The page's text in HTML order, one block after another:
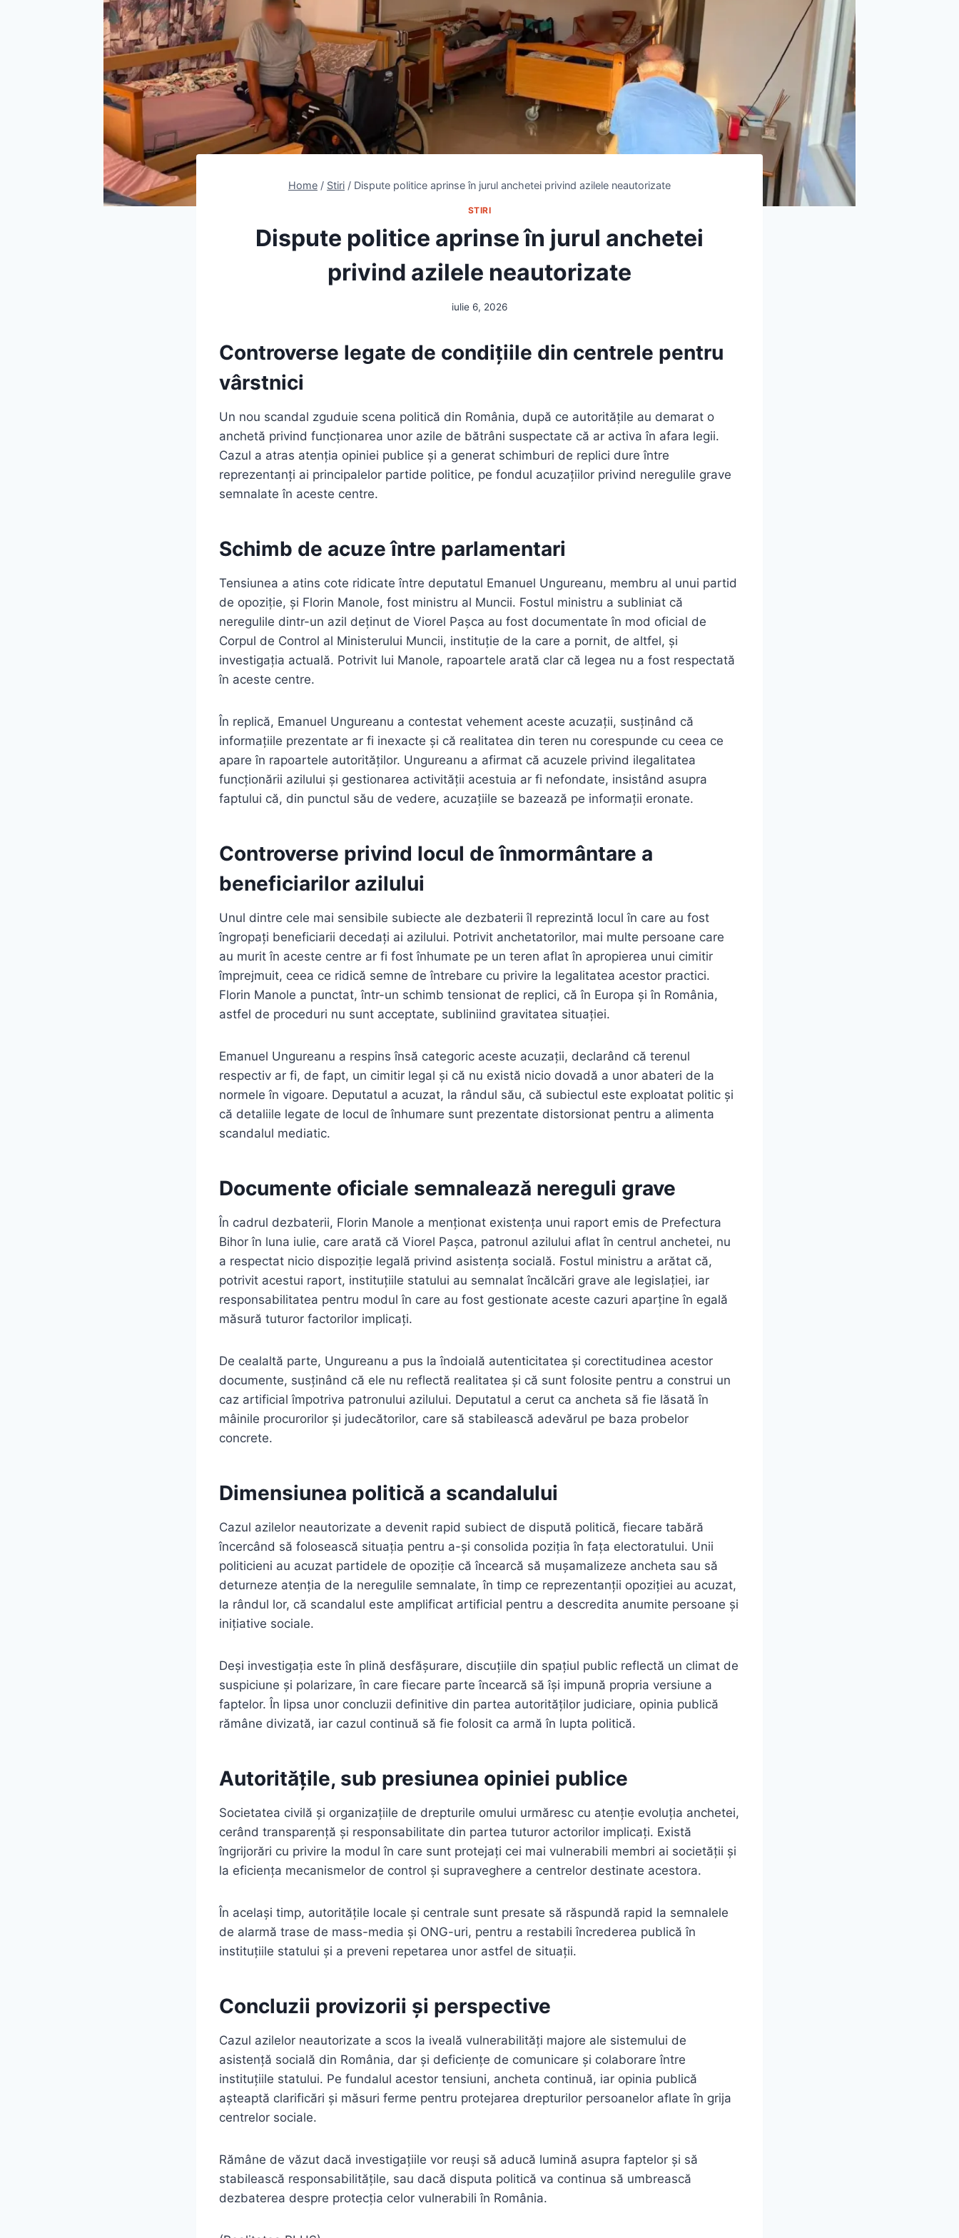
Home / Stiri / Dispute politice aprinse în jurul anchetei privind azilele neautorizate
STIRI
Dispute politice aprinse în jurul anchetei
privind azilele neautorizate
iulie 6, 2026
Controverse legate de condițiile din centrele pentru
vârstnici
Un nou scandal zguduie scena politică din România, după ce autoritățile au demarat o
anchetă privind funcționarea unor azile de bătrâni suspectate că ar activa în afara legii.
Cazul a atras atenția opiniei publice și a generat schimburi de replici dure între
reprezentanți ai principalelor partide politice, pe fondul acuzațiilor privind neregulile grave
semnalate în aceste centre.
Schimb de acuze între parlamentari
Tensiunea a atins cote ridicate între deputatul Emanuel Ungureanu, membru al unui partid
de opoziție, și Florin Manole, fost ministru al Muncii. Fostul ministru a subliniat că
neregulile dintr-un azil deținut de Viorel Pașca au fost documentate în mod oficial de
Corpul de Control al Ministerului Muncii, instituție de la care a pornit, de altfel, și
investigația actuală. Potrivit lui Manole, rapoartele arată clar că legea nu a fost respectată
în aceste centre.
În replică, Emanuel Ungureanu a contestat vehement aceste acuzații, susținând că
informațiile prezentate ar fi inexacte și că realitatea din teren nu corespunde cu ceea ce
apare în rapoartele autorităților. Ungureanu a afirmat că acuzele privind ilegalitatea
funcționării azilului și gestionarea activității acestuia ar fi nefondate, insistând asupra
faptului că, din punctul său de vedere, acuzațiile se bazează pe informații eronate.
Controverse privind locul de înmormântare a
beneficiarilor azilului
Unul dintre cele mai sensibile subiecte ale dezbaterii îl reprezintă locul în care au fost
îngropați beneficiarii decedați ai azilului. Potrivit anchetatorilor, mai multe persoane care
au murit în aceste centre ar fi fost înhumate pe un teren aflat în apropierea unui cimitir
împrejmuit, ceea ce ridică semne de întrebare cu privire la legalitatea acestor practici.
Florin Manole a punctat, într-un schimb tensionat de replici, că în Europa și în România,
astfel de proceduri nu sunt acceptate, subliniind gravitatea situației.
Emanuel Ungureanu a respins însă categoric aceste acuzații, declarând că terenul
respectiv ar fi, de fapt, un cimitir legal și că nu există nicio dovadă a unor abateri de la
normele în vigoare. Deputatul a acuzat, la rândul său, că subiectul este exploatat politic și
că detaliile legate de locul de înhumare sunt prezentate distorsionat pentru a alimenta
scandalul mediatic.
Documente oficiale semnalează nereguli grave
În cadrul dezbaterii, Florin Manole a menționat existența unui raport emis de Prefectura
Bihor în luna iulie, care arată că Viorel Pașca, patronul azilului aflat în centrul anchetei, nu
a respectat nicio dispoziție legală privind asistența socială. Fostul ministru a arătat că,
potrivit acestui raport, instituțiile statului au semnalat încălcări grave ale legislației, iar
responsabilitatea pentru modul în care au fost gestionate aceste cazuri aparține în egală
măsură tuturor factorilor implicați.
De cealaltă parte, Ungureanu a pus la îndoială autenticitatea și corectitudinea acestor
documente, susținând că ele nu reflectă realitatea și că sunt folosite pentru a construi un
caz artificial împotriva patronului azilului. Deputatul a cerut ca ancheta să fie lăsată în
mâinile procurorilor și judecătorilor, care să stabilească adevărul pe baza probelor
concrete.
Dimensiunea politică a scandalului
Cazul azilelor neautorizate a devenit rapid subiect de dispută politică, fiecare tabără
încercând să folosească situația pentru a-și consolida poziția în fața electoratului. Unii
politicieni au acuzat partidele de opoziție că încearcă să mușamalizeze ancheta sau să
deturneze atenția de la neregulile semnalate, în timp ce reprezentanții opoziției au acuzat,
la rândul lor, că scandalul este amplificat artificial pentru a descredita anumite persoane și
inițiative sociale.
Deși investigația este în plină desfășurare, discuțiile din spațiul public reflectă un climat de
suspiciune și polarizare, în care fiecare parte încearcă să își impună propria versiune a
faptelor. În lipsa unor concluzii definitive din partea autorităților judiciare, opinia publică
rămâne divizată, iar cazul continuă să fie folosit ca armă în lupta politică.
Autoritățile, sub presiunea opiniei publice
Societatea civilă și organizațiile de drepturile omului urmăresc cu atenție evoluția anchetei,
cerând transparență și responsabilitate din partea tuturor actorilor implicați. Există
îngrijorări cu privire la modul în care sunt protejați cei mai vulnerabili membri ai societății și
la eficiența mecanismelor de control și supraveghere a centrelor destinate acestora.
În același timp, autoritățile locale și centrale sunt presate să răspundă rapid la semnalele
de alarmă trase de mass-media și ONG-uri, pentru a restabili încrederea publică în
instituțiile statului și a preveni repetarea unor astfel de situații.
Concluzii provizorii și perspective
Cazul azilelor neautorizate a scos la iveală vulnerabilități majore ale sistemului de
asistență socială din România, dar și deficiențe de comunicare și colaborare între
instituțiile statului. Pe fundalul acestor tensiuni, ancheta continuă, iar opinia publică
așteaptă clarificări și măsuri ferme pentru protejarea drepturilor persoanelor aflate în grija
centrelor sociale.
Rămâne de văzut dacă investigațiile vor reuși să aducă lumină asupra faptelor și să
stabilească responsabilitățile, sau dacă disputa politică va continua să umbrească
dezbaterea despre protecția celor vulnerabili în România.